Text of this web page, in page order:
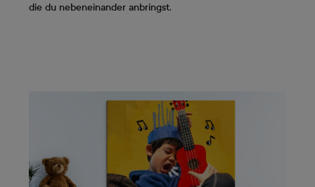
die du nebeneinander anbringst.